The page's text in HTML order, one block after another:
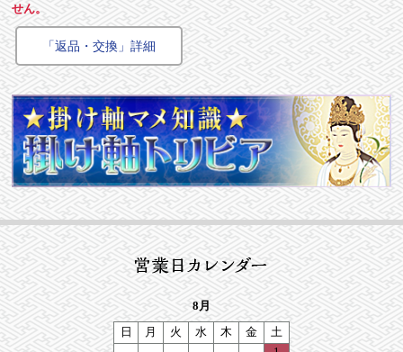
せん。
「返品・交換」詳細